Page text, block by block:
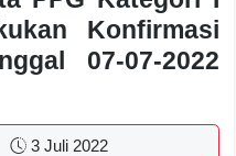
Konfirmasi
07-07-2022
3 Juli 2022